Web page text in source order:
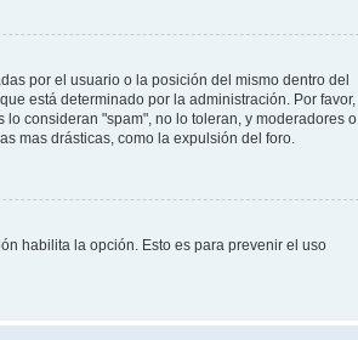
por el usuario o la posición del mismo dentro del
está determinado por la administración. Por favor,
consideran "spam", no lo toleran, y moderadores o
mas drásticas, como la expulsión del foro.
habilita la opción. Esto es para prevenir el uso